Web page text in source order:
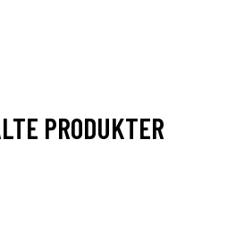
PRODUKTER